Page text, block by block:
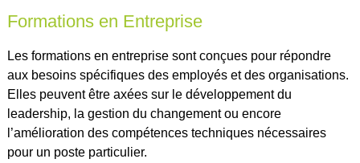
Formations en Entreprise
Les formations en entreprise sont conçues pour répondre
aux besoins spécifiques des employés et des organisations.
Elles peuvent être axées sur le développement du
leadership, la gestion du changement ou encore
l’amélioration des compétences techniques nécessaires
pour un poste particulier.